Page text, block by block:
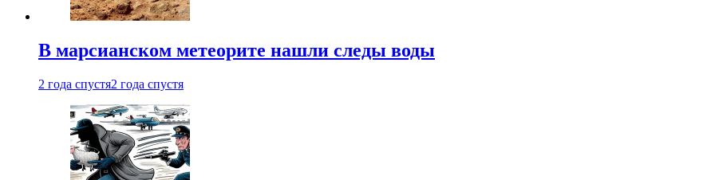
В марсианском метеорите нашли следы воды
2 года спустя2 года спустя